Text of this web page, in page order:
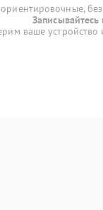
без
Записывайтесь
ваше устройство